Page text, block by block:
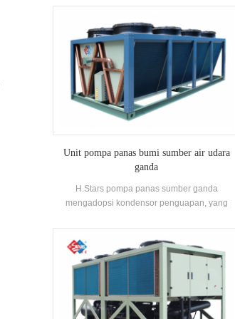
modular industri rakitan shell and tube heat
exchanger.
Unit pompa panas bumi sumber air udara
ganda
H.Stars pompa panas sumber ganda
mengadopsi kondensor penguapan, yang
panas laten untuk mengembunkan refrigeran
uap. Panas dilepaskan dari penguapan
refrigeran ditransfer ke film air luar oleh film
minyak, dinding pipa dan kotoran, dan
kemudian panas ditransfer ke udara dengan
penguapan air.Pompa panas sumber ganda
memiliki keunggulan konsumsi air yang lebih